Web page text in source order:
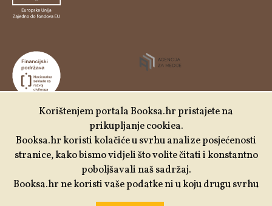
Udruga Kulturtreger je korisnik institucionalne podrške
Nacionalne zaklade za razvoj civilnoga društva za
stabilizaciju i/ili razvoj udruge u području demokratizacije i
društvenog razvoja.
Korištenjem portala Booksa.hr pristajete na
prikupljanje cookiea.
Booksa.hr koristi kolačiće u svrhu analize posjećenosti
stranice, kako bismo vidjeli što volite čitati i konstantno
poboljšavali naš sadržaj.
Booksa.hr ne koristi vaše podatke ni u koju drugu svrhu